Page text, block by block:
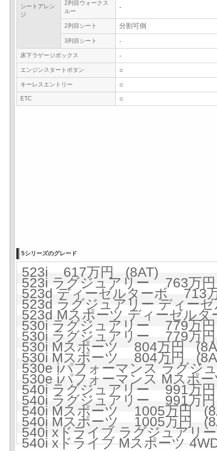
シートアレン
ジ
2列目ウォークス
ルー
-
2列目シート 分割可倒
3列目シート -
床下ラゲージボックス -
エンジンスタートボタン ○
キーレスエントリー ○
ETC ○
5シリーズのグレード
523i 617万円 (8AT)
523i ラグジュアリー 763万
523d ディーゼルターボ 713
523d ラグジュアリー ディー
523d Mスポーツ ディーゼル
530i ラグジュアリー 779万
530i ラグジュアリー 779万
530i Mスポーツ 804万円
530i Mスポーツ 804万円
530e iパフォーマンス ラグ
530e iパフォーマンス Mスポ
540i ラグジュアリー 991万
540i ラグジュアリー 991万
540i Mスポーツ 1005万円
540i Mスポーツ 1005万円
540i xドライブ ラグジュア
540i xドライブ Mスポーツ